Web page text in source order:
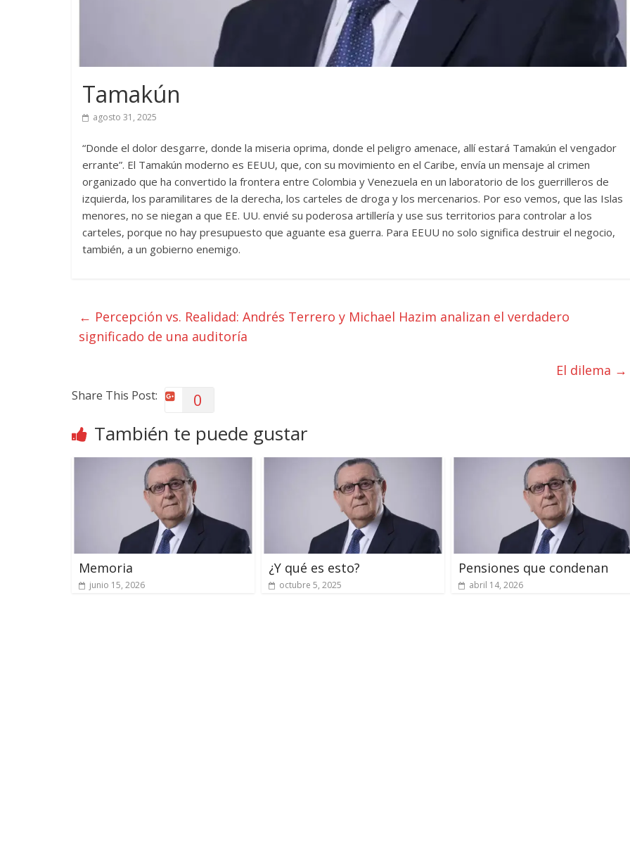
Tamakún
agosto 31, 2025
“Donde el dolor desgarre, donde la miseria oprima, donde el peligro amenace, allí estará Tamakún el vengador
errante”. El Tamakún moderno es EEUU, que, con su movimiento en el Caribe, envía un mensaje al crimen
organizado que ha convertido la frontera entre Colombia y Venezuela en un laboratorio de los guerrilleros de
izquierda, los paramilitares de la derecha, los carteles de droga y los mercenarios. Por eso vemos, que las Islas
menores, no se niegan a que EE. UU. envié su poderosa artillería y use sus territorios para controlar a los
carteles, porque no hay presupuesto que aguante esa guerra. Para EEUU no solo significa destruir el negocio,
también, a un gobierno enemigo.
← Percepción vs. Realidad: Andrés Terrero y Michael Hazim analizan el verdadero
significado de una auditoría
El dilema →
Share This Post: 0
También te puede gustar
Memoria
junio 15, 2026
¿Y qué es esto?
octubre 5, 2025
Pensiones que condenan
abril 14, 2026